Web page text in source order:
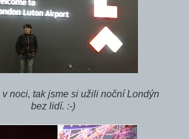
noci, tak jsme si užili noční Londýn
bez lidí. :-)